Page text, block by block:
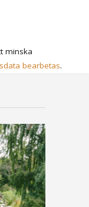
minska
bearbetas.